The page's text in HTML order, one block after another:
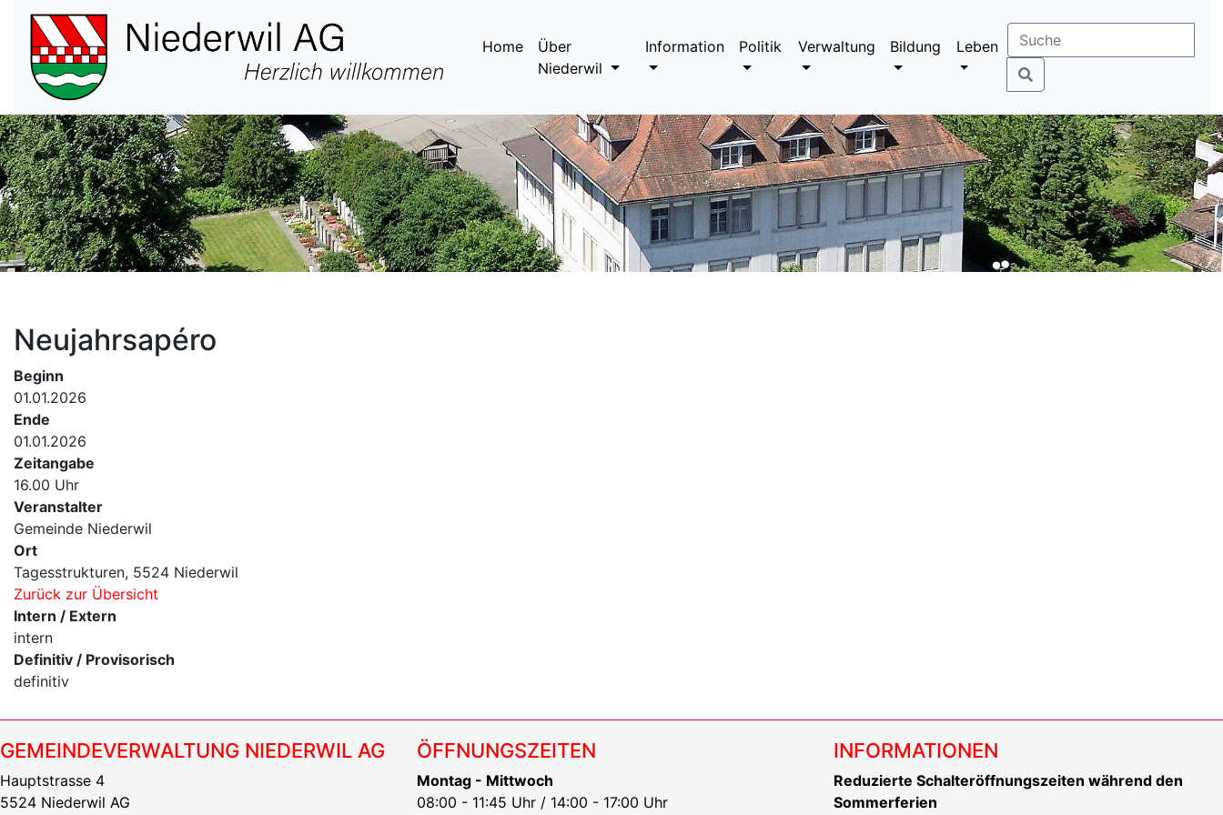
Hauptnavigation
Home
Über
Niederwil
Information Politik Verwaltung Bildung Leben
Neujahrsapéro
Beginn
01.01.2026
Ende
01.01.2026
Zeitangabe
16.00 Uhr
Veranstalter
Gemeinde Niederwil
Ort
Tagesstrukturen, 5524 Niederwil
Zurück zur Übersicht
Intern / Extern
intern
Definitiv / Provisorisch
definitiv
GEMEINDEVERWALTUNG NIEDERWIL AG
Hauptstrasse 4
5524 Niederwil AG
ÖFFNUNGSZEITEN
Montag - Mittwoch
08:00 - 11:45 Uhr / 14:00 - 17:00 Uhr
INFORMATIONEN
Reduzierte Schalteröffnungszeiten während den
Sommerferien